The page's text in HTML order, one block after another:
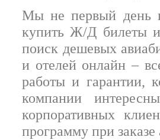
Мы не первый день
купить Ж/Д билеты и
поиск дешевых
и отелей онлайн –
работы и гарантии,
компании
корпоративных
программу при заказе